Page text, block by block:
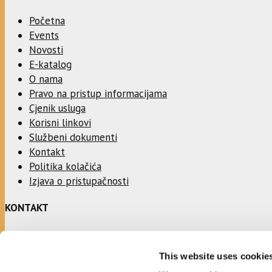
This website uses
Početna
Events
Novosti
E-katalog
O nama
Pravo na pristup informacijama
Cjenik usluga
Korisni linkovi
Službeni dokumenti
Kontakt
Politika kolačića
Izjava o pristupačnosti
KONTAKT